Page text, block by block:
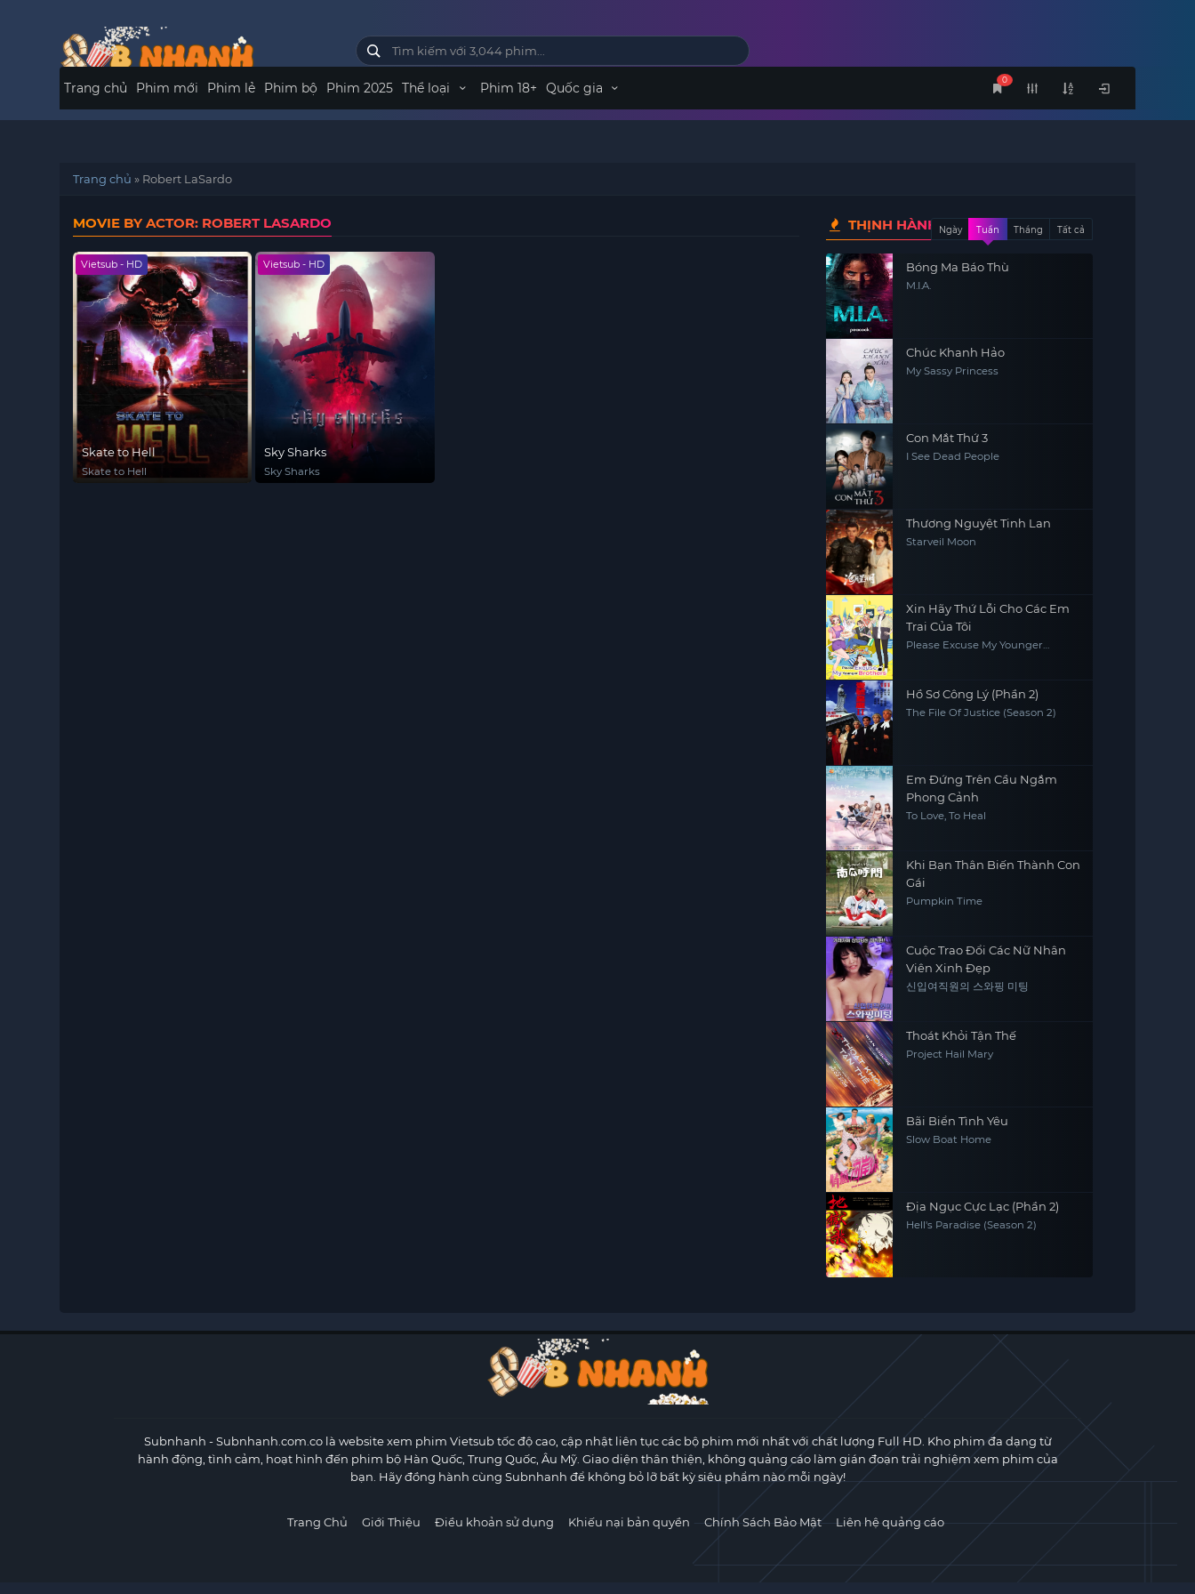
0
Trang chủ Phim mới Phim lẻ Phim bộ Phim 2025 Thể loại Phim 18+ Quốc gia
Trang chủ » Robert LaSardo
MOVIE BY ACTOR: ROBERT LASARDO
Vietsub - HD
Skate to Hell
Skate to Hell
Vietsub - HD
Sky Sharks
Sky Sharks
THỊNH HÀNHNgày Tuần Tháng Tất cả
Bóng Ma Báo Thù
M.I.A.
Chúc Khanh Hảo
My Sassy Princess
Con Mắt Thứ 3
I See Dead People
Thương Nguyệt Tinh Lan
Starveil Moon
Xin Hãy Thứ Lỗi Cho Các Em
Trai Của Tôi
Please Excuse My Younger
Hồ Sơ Công Lý (Phần 2)
The File Of Justice (Season 2)
Em Đứng Trên Cầu Ngắm
Phong Cảnh
To Love, To Heal
Khi Bạn Thân Biến Thành Con
Gái
Pumpkin Time
Cuộc Trao Đổi Các Nữ Nhân
Viên Xinh Đẹp
신입여직원의 스와핑 미팅
Thoát Khỏi Tận Thế
Project Hail Mary
Bãi Biển Tình Yêu
Slow Boat Home
Địa Ngục Cực Lạc (Phần 2)
Hell's Paradise (Season 2)
Subnhanh - Subnhanh.com.co là website xem phim Vietsub tốc độ cao, cập nhật liên tục các bộ phim mới nhất với chất lượng Full HD. Kho phim đa dạng từ
hành động, tình cảm, hoạt hình đến phim bộ Hàn Quốc, Trung Quốc, Âu Mỹ. Giao diện thân thiện, không quảng cáo làm gián đoạn trải nghiệm xem phim của
bạn. Hãy đồng hành cùng Subnhanh để không bỏ lỡ bất kỳ siêu phẩm nào mỗi ngày!
Trang Chủ Giới Thiệu Điều khoản sử dụng Khiếu nại bản quyền Chính Sách Bảo Mật Liên hệ quảng cáo